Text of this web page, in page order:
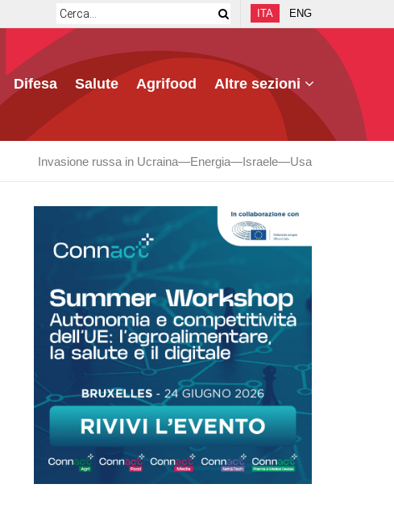
ITA ENG
Difesa Salute Agrifood Altre sezioni
Invasione russa in Ucraina Energia Israele Usa